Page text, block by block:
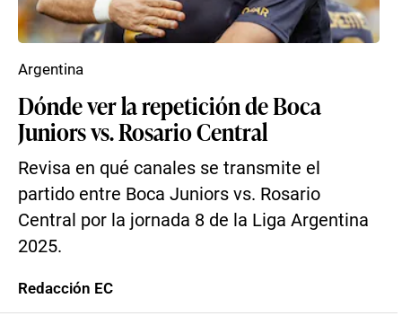
Dónde ver la repetición de Boca
Juniors vs. Rosario Central
Revisa en qué canales se transmite el
partido entre Boca Juniors vs. Rosario
Central por la jornada 8 de la Liga Argentina
2025.
Argentina
Redacción EC